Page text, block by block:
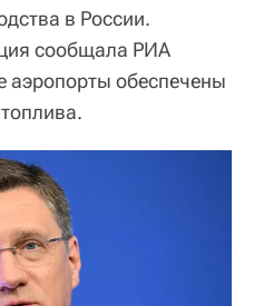
в России.
сообщала РИА
аэропорты обеспечены